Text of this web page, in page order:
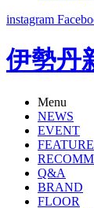
instagram
伊勢丹
Menu
NEWS
EVENT
FEATURE
Q&A
BRAND
FLOOR